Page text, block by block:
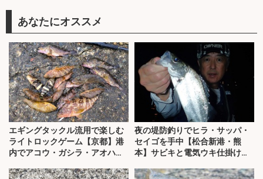
あなたにオススメ
エギングタックル流用で楽しむ
ライトロックゲーム【京都】港
内でアコウ・ガシラ・アオハタ
夜の堤防釣りでヒラ・サッパ・
セイゴを手中【松合新港・熊
本】サビキと電気ウキ仕掛けで